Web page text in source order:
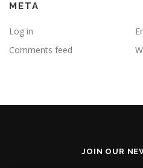
META
Log in
Comments feed
JOIN OUR